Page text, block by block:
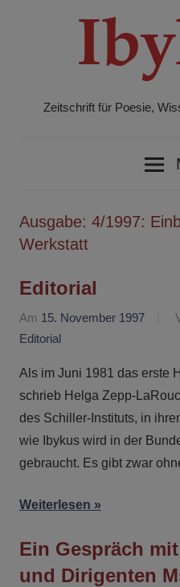
Zeitschrift für Poesie,
Ausgabe: 4/1997:
Werkstatt
Editorial
Am 15. November 1997
Editorial
Als im Juni 1981 das erste
schrieb Helga Zepp-
des Schiller-Instituts, in
wie Ibykus wird in der
gebraucht. Es gibt zwar
Weiterlesen
Ein Gespräch
und Dirigenten